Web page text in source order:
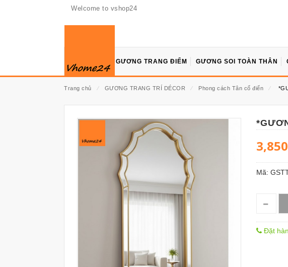
Welcome to vshop24
GƯƠNG TRANG ĐIỂM GƯƠNG SOI TOÀN THÂN
Trang chủ ⁄ GƯƠNG TRANG TRÍ DÉCOR ⁄ Phong cách Tân cổ điển ⁄
Mã:
Đặt